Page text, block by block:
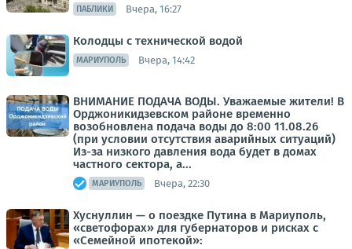
ПАБЛИКИ Вчера, 16:27
Колодцы с технической водой
МАРИУПОЛЬ Вчера, 14:42
ВНИМАНИЕ ПОДАЧА ВОДЫ. Уважаемые жители! В
Орджоникидзевском районе временно
возобновлена подача воды до 8:00 11.08.26
(при условии отсутствия аварийных ситуаций)
Из-за низкого давления вода будет в домах
частного сектора, а...
МАРИУПОЛЬ Вчера, 22:30
Хуснуллин — о поездке Путина в Мариуполь,
«светофорах» для губернаторов и рисках с
«Семейной ипотекой»: